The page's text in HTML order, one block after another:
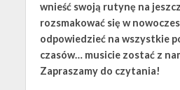
wnieść swoją rutynę na
rozsmakować się w
odpowiedzieć na wszystkie
czasów… musicie zostać z
Zapraszamy do czytania!